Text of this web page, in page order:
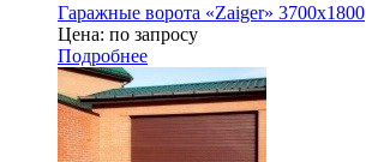
Гаражные ворота «Zaiger» 3700х1800
Цена: по запросу
Подробнее